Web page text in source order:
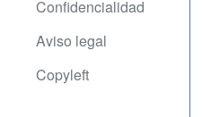
Confidencialidad
Aviso legal
Copyleft